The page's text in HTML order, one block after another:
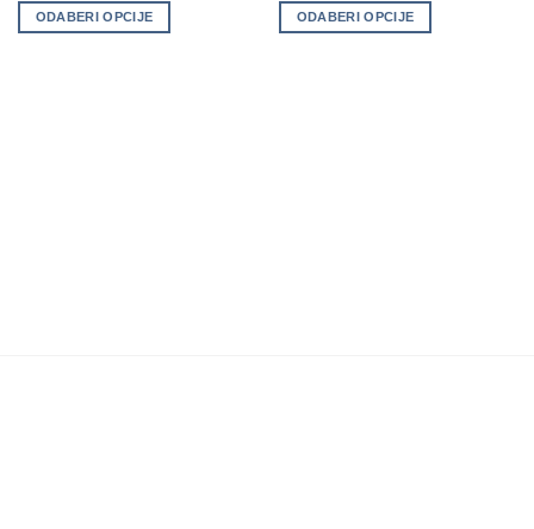
ODABERI OPCIJE
multiple
ODABERI OPCIJE
multiple